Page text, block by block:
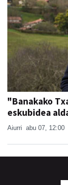
"Banakako
eskubidea
Aiurri abu 07, 12:00